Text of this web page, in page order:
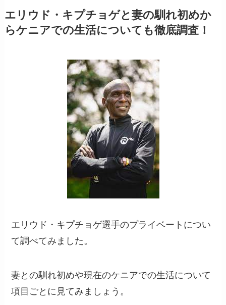
エリウド・キプチョゲと妻の馴れ初めか
らケニアでの生活についても徹底調査！
エリウド・キプチョゲ選手のプライベートについ
て調べてみました。
妻との馴れ初めや現在のケニアでの生活について
項目ごとに見てみましょう。